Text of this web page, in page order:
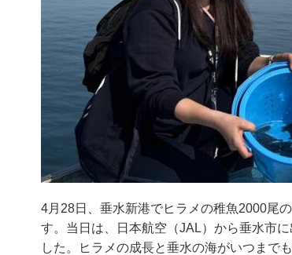
4月28日、垂水新港でヒラメの稚魚2000尾
す。当日は、日本航空（JAL）から垂水市
した。ヒラメの成長と垂水の海がいつまで